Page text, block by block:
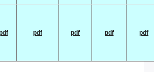
pdf pdf pdf pdf